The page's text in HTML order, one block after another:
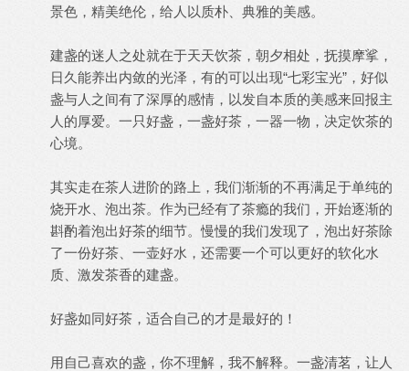
景色，精美绝伦，给人以质朴、典雅的美感。
建盏的迷人之处就在于天天饮茶，朝夕相处，抚摸摩挲，
日久能养出内敛的光泽，有的可以出现“七彩宝光”，好似
盏与人之间有了深厚的感情，以发自本质的美感来回报主
人的厚爱。一只好盏，一盏好茶，一器一物，决定饮茶的
心境。
其实走在茶人进阶的路上，我们渐渐的不再满足于单纯的
烧开水、泡出茶。作为已经有了茶瘾的我们，开始逐渐的
斟酌着泡出好茶的细节。慢慢的我们发现了，泡出好茶除
了一份好茶、一壶好水，还需要一个可以更好的软化水
质、激发茶香的建盏。
好盏如同好茶，适合自己的才是最好的！
用自己喜欢的盏，你不理解，我不解释。一盏清茗，让人